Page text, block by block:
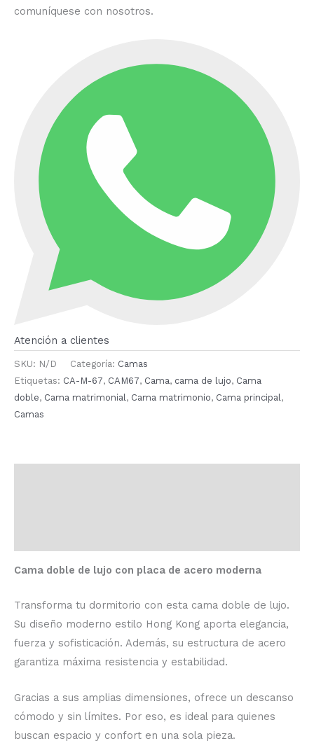
comuníquese con nosotros.
Atención a clientes
SKU: N/D Categoría: Camas
Etiquetas: CA-M-67, CAM67, Cama, cama de lujo, Cama
doble, Cama matrimonial , Cama matrimonio, Cama principal ,
Camas
Cama doble de lujo con placa de acero moderna
Transforma tu dormitorio con esta cama doble de lujo.
Su diseño moderno estilo Hong Kong aporta elegancia,
fuerza y sofisticación. Además, su estructura de acero
garantiza máxima resistencia y estabilidad.
Gracias a sus amplias dimensiones, ofrece un descanso
cómodo y sin límites. Por eso, es ideal para quienes
buscan espacio y confort en una sola pieza.